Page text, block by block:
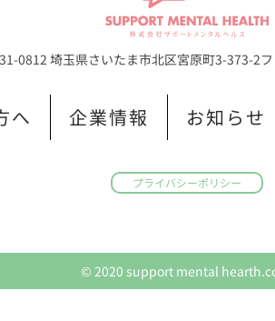
0812 埼玉県さいたま市北区宮原町3-373-2
へ 企業情報 お知らせ
プライバシーポリシー
© 2020 support mental